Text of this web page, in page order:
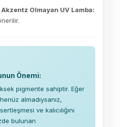
Olmayan UV Lamba:
Önemi:
pigmente sahiptir. Eğer
almadıysanız,
ve kalıcılığını
bulunan